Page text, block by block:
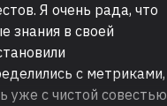
Я очень рада, что
знания в своей
с метриками,
уже с чистой совестью